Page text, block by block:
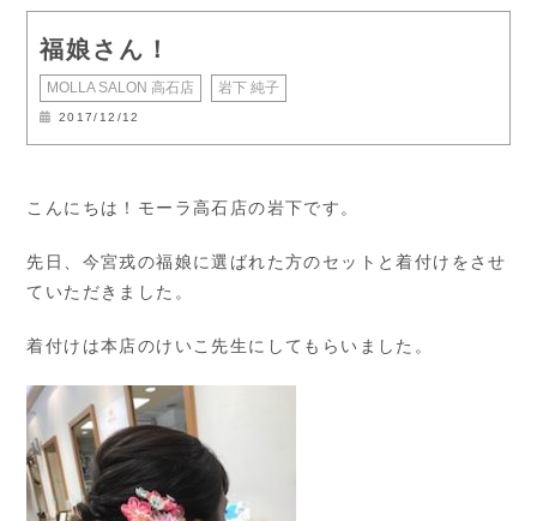
福娘さん！
MOLLA SALON 高石店 岩下 純子
2017/12/12
こんにちは！モーラ高石店の岩下です。
先日、今宮戎の福娘に選ばれた方のセットと着付けをさせ
ていただきました。
着付けは本店のけいこ先生にしてもらいました。